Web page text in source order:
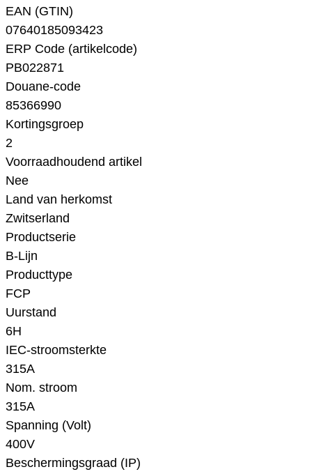
EAN (GTIN)
07640185093423
ERP Code (artikelcode)
PB022871
Douane-code
85366990
Kortingsgroep
2
Voorraadhoudend artikel
Nee
Land van herkomst
Zwitserland
Productserie
B-Lijn
Producttype
FCP
Uurstand
6H
IEC-stroomsterkte
315A
Nom. stroom
315A
Spanning (Volt)
400V
Beschermingsgraad (IP)